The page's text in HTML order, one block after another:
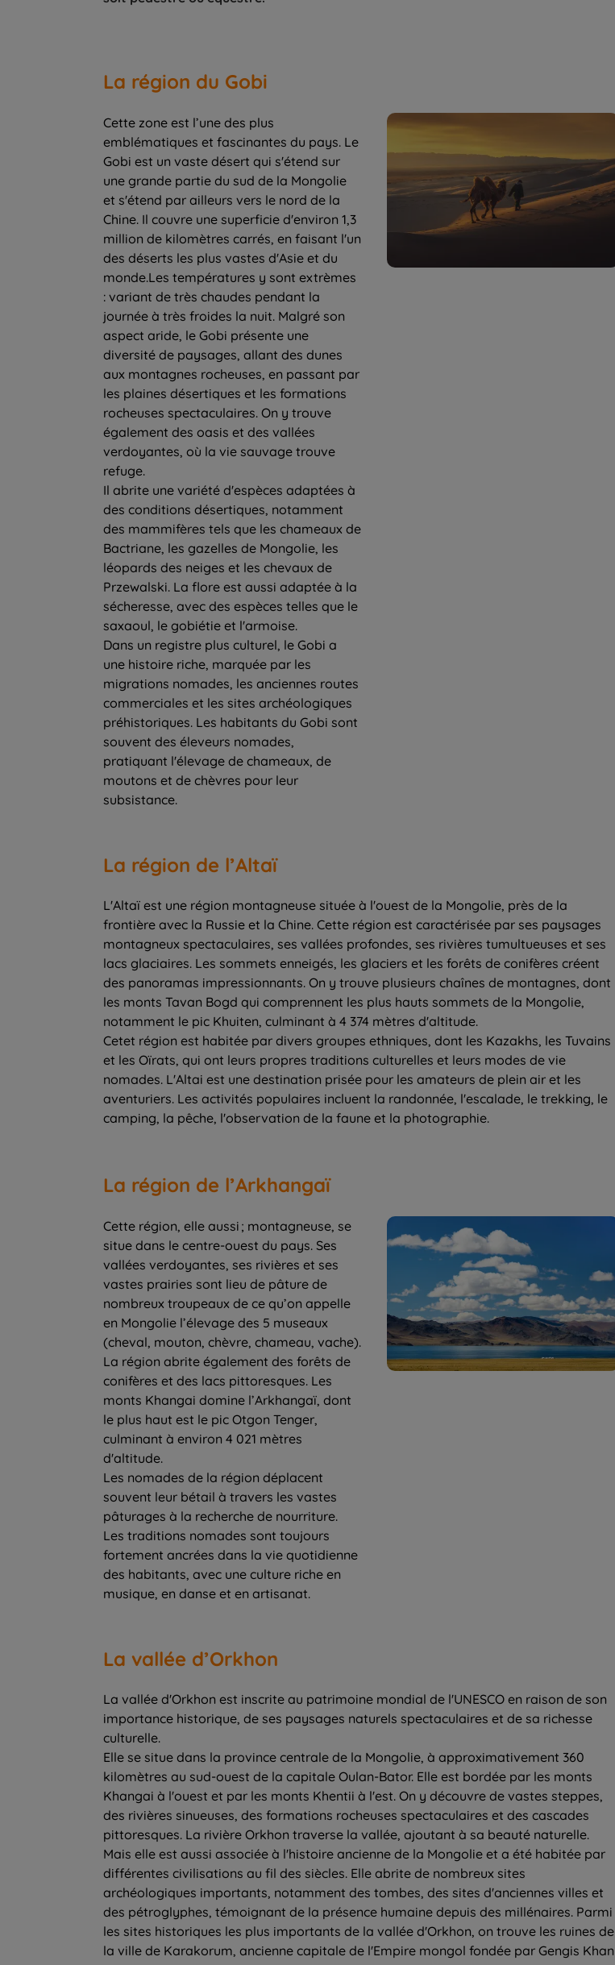
La région du Gobi
Cette zone est l’une des plus
emblématiques et fascinantes du pays. Le
Gobi est un vaste désert qui s'étend sur
une grande partie du sud de la Mongolie
et s'étend par ailleurs vers le nord de la
Chine. Il couvre une superficie d'environ 1,3
million de kilomètres carrés, en faisant l'un
des déserts les plus vastes d'Asie et du
monde.Les températures y sont extrèmes
: variant de très chaudes pendant la
journée à très froides la nuit. Malgré son
aspect aride, le Gobi présente une
diversité de paysages, allant des dunes
aux montagnes rocheuses, en passant par
les plaines désertiques et les formations
rocheuses spectaculaires. On y trouve
également des oasis et des vallées
verdoyantes, où la vie sauvage trouve
refuge.
Il abrite une variété d'espèces adaptées à
des conditions désertiques, notamment
des mammifères tels que les chameaux de
Bactriane, les gazelles de Mongolie, les
léopards des neiges et les chevaux de
Przewalski. La flore est aussi adaptée à la
sécheresse, avec des espèces telles que le
saxaoul, le gobiétie et l'armoise.
Dans un registre plus culturel, le Gobi a
une histoire riche, marquée par les
migrations nomades, les anciennes routes
commerciales et les sites archéologiques
préhistoriques. Les habitants du Gobi sont
souvent des éleveurs nomades,
pratiquant l'élevage de chameaux, de
moutons et de chèvres pour leur
La région de l’Altaï
L'Altaï est une région montagneuse située à l'ouest de la Mongolie, près de la
frontière avec la Russie et la Chine. Cette région est caractérisée par ses paysages
montagneux spectaculaires, ses vallées profondes, ses rivières tumultueuses et ses
lacs glaciaires. Les sommets enneigés, les glaciers et les forêts de conifères créent
des panoramas impressionnants. On y trouve plusieurs chaînes de montagnes, dont
les monts Tavan Bogd qui comprennent les plus hauts sommets de la Mongolie,
notamment le pic Khuiten, culminant à 4 374 mètres d'altitude.
Cetet région est habitée par divers groupes ethniques, dont les Kazakhs, les Tuvains
et les Oïrats, qui ont leurs propres traditions culturelles et leurs modes de vie
nomades. L'Altai est une destination prisée pour les amateurs de plein air et les
aventuriers. Les activités populaires incluent la randonnée, l'escalade, le trekking, le
camping, la pêche, l'observation de la faune et la photographie.
La région de l’Arkhangaï
Cette région, elle aussi ; montagneuse, se
situe dans le centre-ouest du pays. Ses
vallées verdoyantes, ses rivières et ses
vastes prairies sont lieu de pâture de
nombreux troupeaux de ce qu’on appelle
en Mongolie l’élevage des 5 museaux
(cheval, mouton, chèvre, chameau, vache).
La région abrite également des forêts de
conifères et des lacs pittoresques. Les
monts Khangai domine l’Arkhangaï, dont
le plus haut est le pic Otgon Tenger,
culminant à environ 4 021 mètres
d'altitude.
Les nomades de la région déplacent
souvent leur bétail à travers les vastes
pâturages à la recherche de nourriture.
Les traditions nomades sont toujours
fortement ancrées dans la vie quotidienne
des habitants, avec une culture riche en
La vallée d’Orkhon
La vallée d'Orkhon est inscrite au patrimoine mondial de l'UNESCO en raison de son
importance historique, de ses paysages naturels spectaculaires et de sa richesse
culturelle.
Elle se situe dans la province centrale de la Mongolie, à approximativement 360
kilomètres au sud-ouest de la capitale Oulan-Bator. Elle est bordée par les monts
Khangai à l'ouest et par les monts Khentii à l'est. On y découvre de vastes steppes,
des rivières sinueuses, des formations rocheuses spectaculaires et des cascades
pittoresques. La rivière Orkhon traverse la vallée, ajoutant à sa beauté naturelle.
Mais elle est aussi associée à l'histoire ancienne de la Mongolie et a été habitée par
différentes civilisations au fil des siècles. Elle abrite de nombreux sites
archéologiques importants, notamment des tombes, des sites d'anciennes villes et
des pétroglyphes, témoignant de la présence humaine depuis des millénaires. Parmi
les sites historiques les plus importants de la vallée d'Orkhon, on trouve les ruines de
la ville de Karakorum, ancienne capitale de l'Empire mongol fondée par Gengis Khan